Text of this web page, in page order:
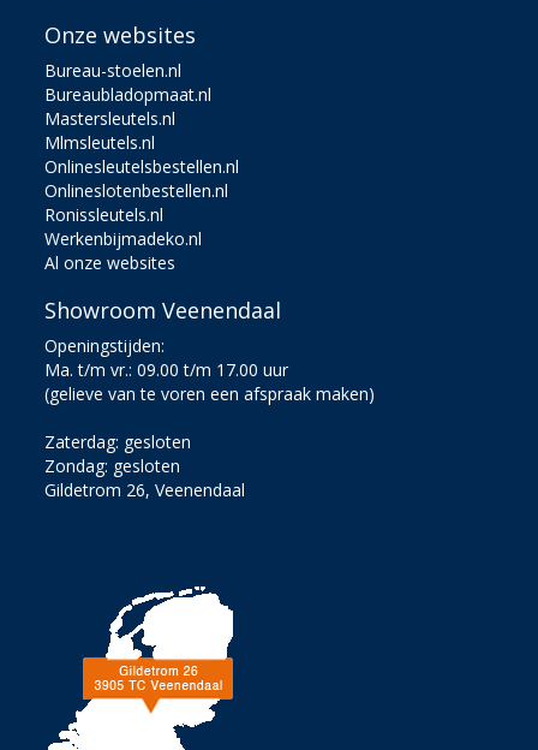
Onze websites
Bureau-stoelen.nl
Bureaubladopmaat.nl
Mastersleutels.nl
Mlmsleutels.nl
Onlinesleutelsbestellen.nl
Onlineslotenbestellen.nl
Ronissleutels.nl
Werkenbijmadeko.nl
Al onze websites
Showroom Veenendaal
Openingstijden:
Ma. t/m vr.: 09.00 t/m 17.00 uur
(gelieve van te voren een afspraak maken)
Zaterdag: gesloten
Zondag: gesloten
Gildetrom 26, Veenendaal